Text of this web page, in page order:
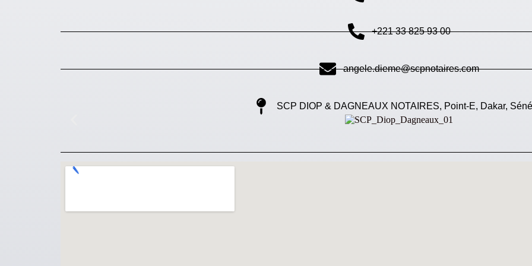
+221 33 825 93 00
angele.dieme@scpnotaires.com
SCP DIOP & DAGNEAUX NOTAIRES, Point-E, Dakar,